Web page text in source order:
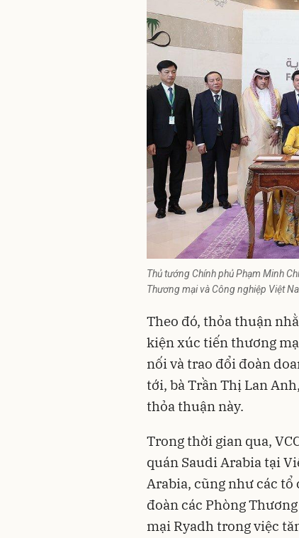
Thủ tướng Chính phủ Phạm Minh
Thương mại và Công nghiệp Việt
Theo đó, thỏa thuận
kiện xúc tiến thương
nối và trao đổi đoàn
tới, bà Trần Thị Lan
thỏa thuận này.
Trong thời gian qua,
quán Saudi Arabia tại
Arabia, cũng như các
đoàn các Phòng
mại Ryadh trong việc